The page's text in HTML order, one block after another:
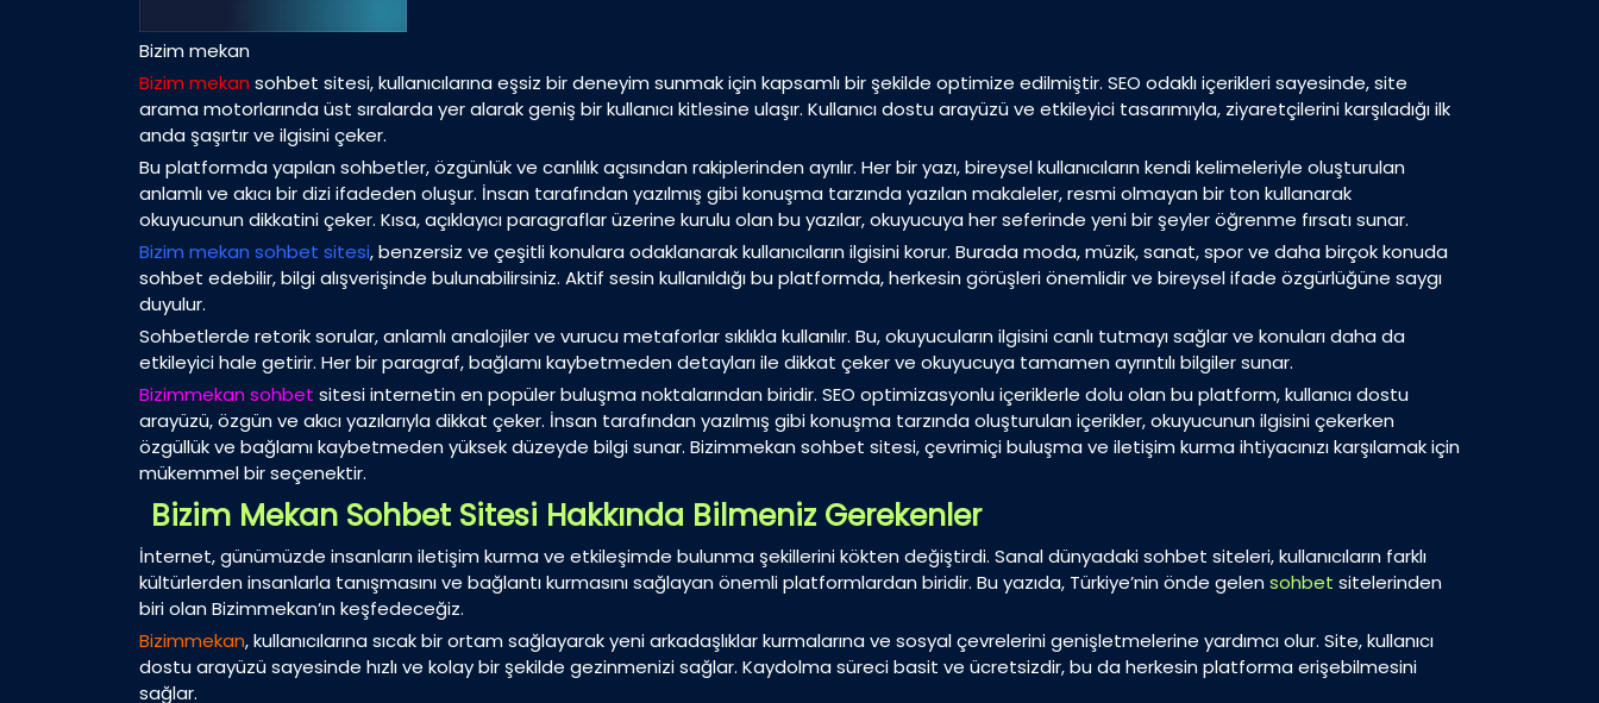
Bizim mekan
Bizim mekansohbet sitesi, kullanıcılarına eşsiz bir deneyim sunmak için kapsamlı bir şekilde optimize edilmiştir. SEO odaklı içerikleri sayesinde, site
arama motorlarında üst sıralarda yer alarak geniş bir kullanıcı kitlesine ulaşır. Kullanıcı dostu arayüzü ve etkileyici tasarımıyla, ziyaretçilerini karşıladığı ilk
anda şaşırtır ve ilgisini çeker.
Bu platformda yapılan sohbetler, özgünlük ve canlılık açısından rakiplerinden ayrılır. Her bir yazı, bireysel kullanıcıların kendi kelimeleriyle oluşturulan
anlamlı ve akıcı bir dizi ifadeden oluşur. İnsan tarafından yazılmış gibi konuşma tarzında yazılan makaleler, resmi olmayan bir ton kullanarak
okuyucunun dikkatini çeker. Kısa, açıklayıcı paragraflar üzerine kurulu olan bu yazılar, okuyucuya her seferinde yeni bir şeyler öğrenme fırsatı sunar.
Bizim mekan sohbet sitesi, benzersiz ve çeşitli konulara odaklanarak kullanıcıların ilgisini korur. Burada moda, müzik, sanat, spor ve daha birçok konuda
sohbet edebilir, bilgi alışverişinde bulunabilirsiniz. Aktif sesin kullanıldığı bu platformda, herkesin görüşleri önemlidir ve bireysel ifade özgürlüğüne saygı
duyulur.
Sohbetlerde retorik sorular, anlamlı analojiler ve vurucu metaforlar sıklıkla kullanılır. Bu, okuyucuların ilgisini canlı tutmayı sağlar ve konuları daha da
etkileyici hale getirir. Her bir paragraf, bağlamı kaybetmeden detayları ile dikkat çeker ve okuyucuya tamamen ayrıntılı bilgiler sunar.
Bizimmekan sohbet sitesi internetin en popüler buluşma noktalarından biridir. SEO optimizasyonlu içeriklerle dolu olan bu platform, kullanıcı dostu
arayüzü, özgün ve akıcı yazılarıyla dikkat çeker. İnsan tarafından yazılmış gibi konuşma tarzında oluşturulan içerikler, okuyucunun ilgisini çekerken
özgüllük ve bağlamı kaybetmeden yüksek düzeyde bilgi sunar. Bizimmekan sohbet sitesi, çevrimiçi buluşma ve iletişim kurma ihtiyacınızı karşılamak için
mükemmel bir seçenektir.
Bizim Mekan Sohbet Sitesi Hakkında Bilmeniz Gerekenler
İnternet, günümüzde insanların iletişim kurma ve etkileşimde bulunma şekillerini kökten değiştirdi. Sanal dünyadaki sohbet siteleri, kullanıcıların farklı
kültürlerden insanlarla tanışmasını ve bağlantı kurmasını sağlayan önemli platformlardan biridir. Bu yazıda, Türkiye’nin önde gelensohbet sitelerinden
biri olan Bizimmekan’ın keşfedeceğiz.
Bizimmekan, kullanıcılarına sıcak bir ortam sağlayarak yeni arkadaşlıklar kurmalarına ve sosyal çevrelerini genişletmelerine yardımcı olur. Site, kullanıcı
dostu arayüzü sayesinde hızlı ve kolay bir şekilde gezinmenizi sağlar. Kaydolma süreci basit ve ücretsizdir, bu da herkesin platforma erişebilmesini
sağlar.